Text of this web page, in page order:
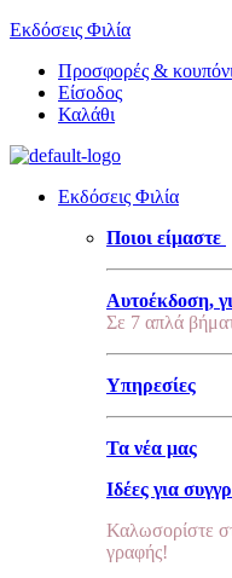
Εκδόσεις Φιλία
Προσφορές &
Είσοδος
Καλάθι
Εκδόσεις Φιλία
Ποιοι είμαστε
Αυτοέκδοση,
Σε 7 απλά
Υπηρεσίες
Τα νέα μας
Ιδέες για
Καλωσορίστε
γραφής!